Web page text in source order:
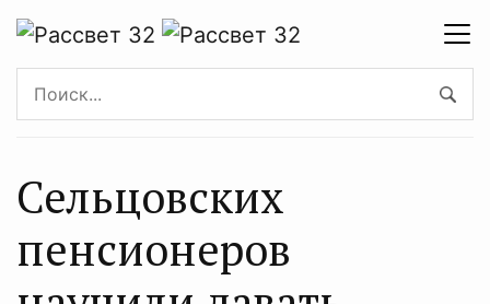
Сельцовских
пенсионеров